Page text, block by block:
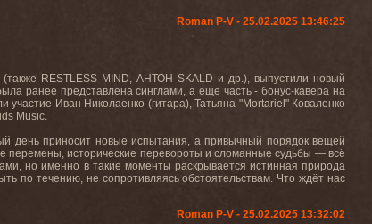
Roman P-V - 25.02.2025 13:46:25
RESTLESS MIND, АНТОН SKALD и др.), выпустили новый
ранее представлена синглами, а еще часть - бонус-кавера на
Иван Николаенко (гитара), Татьяна "Mortariel" Коваленко
Music.
день приносит новые испытания, а привычный порядок вещей
перемены, исторические перевороты и сломанные судьбы — всё
но именно в такие моменты раскрывается истинная природа
по течению, не сопротивляясь обстоятельствам. Что ждёт нас
Roman P-V - 25.02.2025 13:32:02